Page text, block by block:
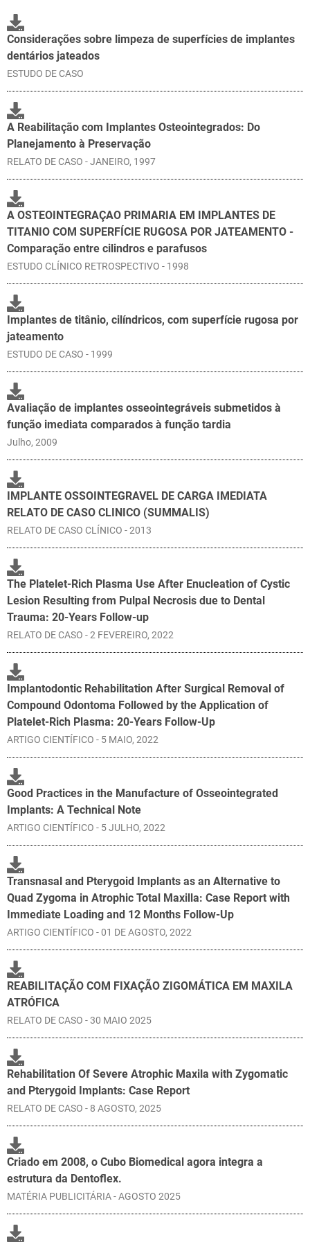
Considerações sobre limpeza de superfícies de implantes
dentários jateados
ESTUDO DE CASO
A Reabilitação com Implantes Osteointegrados: Do
Planejamento à Preservação
RELATO DE CASO - JANEIRO, 1997
A OSTEOINTEGRAÇAO PRIMARIA EM IMPLANTES DE
TITANIO COM SUPERFÍCIE RUGOSA POR JATEAMENTO -
Comparação entre cilindros e parafusos
ESTUDO CLÍNICO RETROSPECTIVO - 1998
Implantes de titânio, cilíndricos, com superfície rugosa por
jateamento
ESTUDO DE CASO - 1999
Avaliação de implantes osseointegráveis submetidos à
função imediata comparados à função tardia
Julho, 2009
IMPLANTE OSSOINTEGRAVEL DE CARGA IMEDIATA
RELATO DE CASO CLINICO (SUMMALIS)
RELATO DE CASO CLÍNICO - 2013
The Platelet-Rich Plasma Use After Enucleation of Cystic
Lesion Resulting from Pulpal Necrosis due to Dental
Trauma: 20-Years Follow-up
RELATO DE CASO - 2 FEVEREIRO, 2022
Implantodontic Rehabilitation After Surgical Removal of
Compound Odontoma Followed by the Application of
Platelet-Rich Plasma: 20-Years Follow-Up
ARTIGO CIENTÍFICO - 5 MAIO, 2022
Good Practices in the Manufacture of Osseointegrated
Implants: A Technical Note
ARTIGO CIENTÍFICO - 5 JULHO, 2022
Transnasal and Pterygoid Implants as an Alternative to
Quad Zygoma in Atrophic Total Maxilla: Case Report with
Immediate Loading and 12 Months Follow-Up
ARTIGO CIENTÍFICO - 01 DE AGOSTO, 2022
REABILITAÇÃO COM FIXAÇÃO ZIGOMÁTICA EM MAXILA
ATRÓFICA
RELATO DE CASO - 30 MAIO 2025
Rehabilitation Of Severe Atrophic Maxila with Zygomatic
and Pterygoid Implants: Case Report
RELATO DE CASO - 8 AGOSTO, 2025
Criado em 2008, o Cubo Biomedical agora integra a
estrutura da Dentoflex.
MATÉRIA PUBLICITÁRIA - AGOSTO 2025